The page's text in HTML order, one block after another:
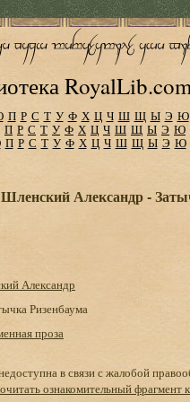
П Р С Т У Ф Х Ц Ч Ш Щ Ы Э Ю
П Р С Т У Ф Х Ц Ч Ш Щ Ы Э Ю
П Р С Т У Ф Х Ц Ч Ш Щ Ы Э Ю
Шленский Александр -
Александр
Ризенбаума
проза
в связи с жалобой
ознакомительный фрагмент